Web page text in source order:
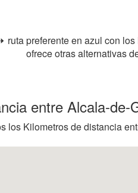
ruta preferente en azul con
ofrece otras alternativas
entre Alcala-
los Kilometros de distancia